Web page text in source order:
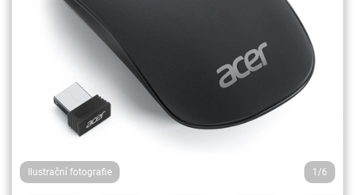
Ilustrační fotografie 1/6